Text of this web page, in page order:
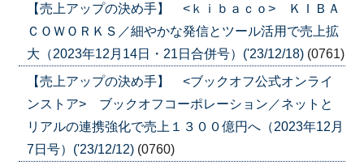
【売上アップの決め手】 <ｋｉｂａｃｏ> ＫＩＢＡ
ＣＯＷＯＲＫＳ／細やかな発信とツール活用で売上拡
大（2023年12月14日・21日合併号）('23/12/18) (0761)
【売上アップの決め手】 <ブックオフ公式オンライ
ンストア> ブックオフコーポレーション／ネットと
リアルの連携強化で売上１３００億円へ（2023年12月
7日号）('23/12/12) (0760)